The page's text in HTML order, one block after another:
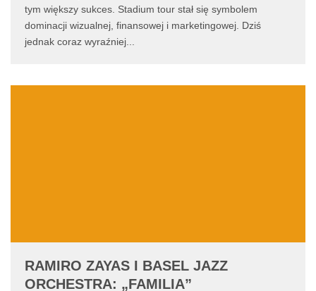
tym większy sukces. Stadium tour stał się symbolem
dominacji wizualnej, finansowej i marketingowej. Dziś
jednak coraz wyraźniej...
RAMIRO ZAYAS I BASEL JAZZ
ORCHESTRA: „FAMILIA”